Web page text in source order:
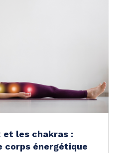
et les chakras :
corps énergétique